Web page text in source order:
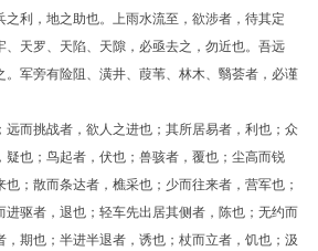
利，地之助也。上雨水流至，欲涉者，待其定
、天罗、天陷、天隙，必亟去之，勿近也。吾远
。军旁有险阻、潢井、葭苇、林木、翳荟者，必谨
远而挑战者，欲人之进也；其所居易者，利也；众
疑也；鸟起者，伏也；兽骇者，覆也；尘高而锐
；散而条达者，樵采也；少而往来者，营军也；
进驱者，退也；轻车先出居其侧者，陈也；无约而
期也；半进半退者，诱也；杖而立者，饥也；汲